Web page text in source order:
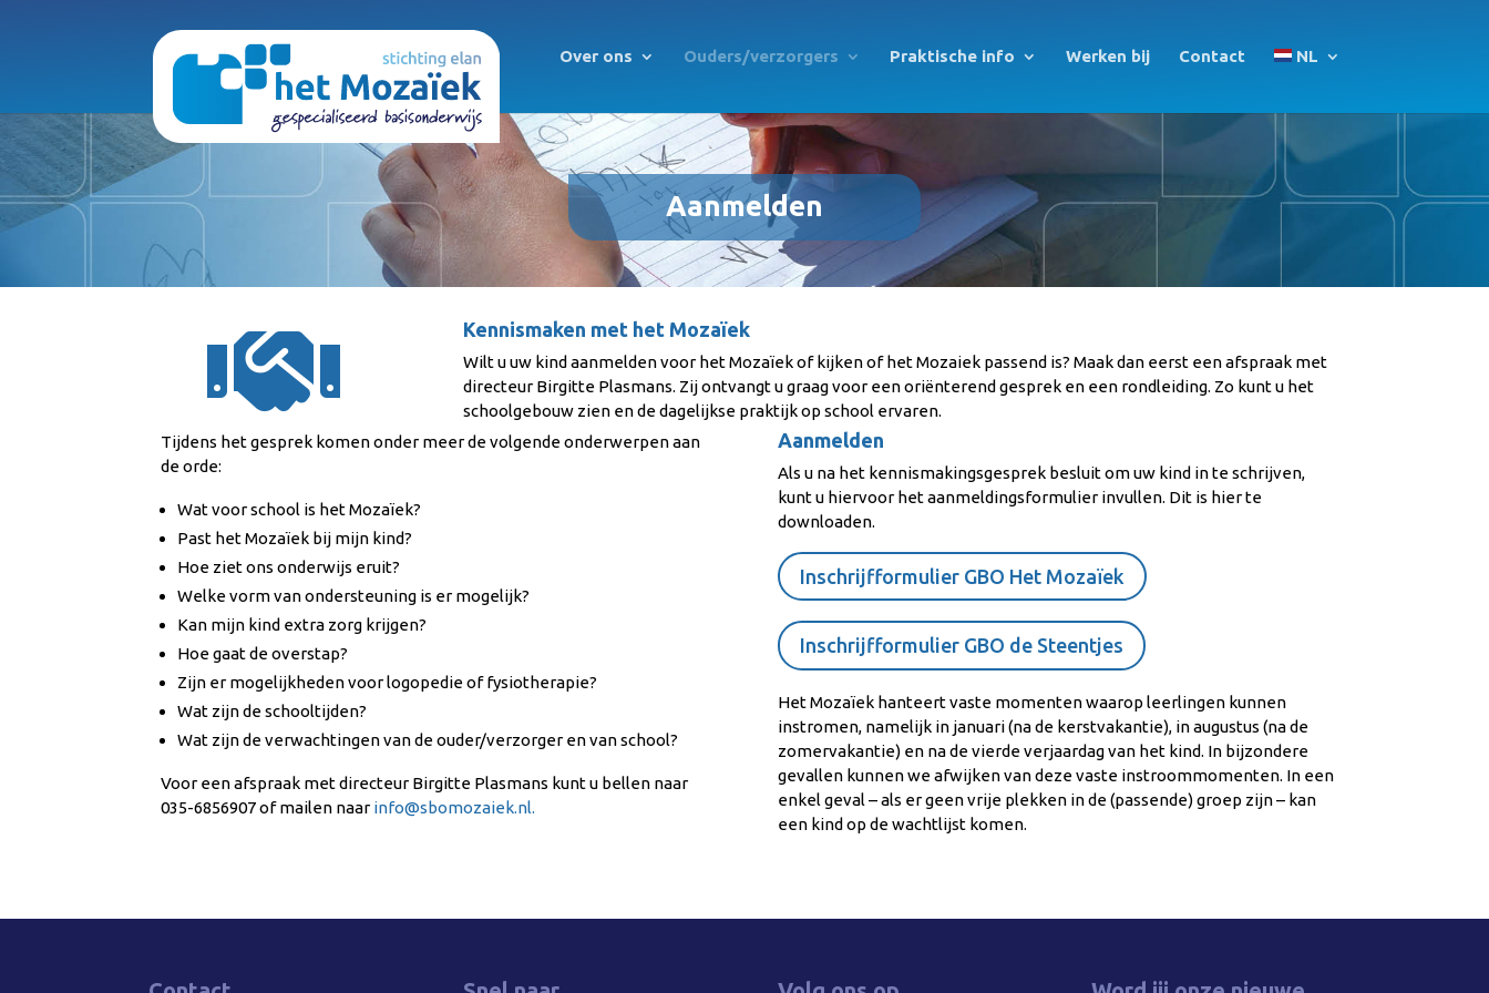
Over ons Ouders/verzorgers Praktische info Werken bij Contact NL
Aanmelden
 Kennismaken met het Mozaïek
Wilt u uw kind aanmelden voor het Mozaïek of kijken of het Mozaiek passend is? Maak dan eerst een afspraak met
directeur Birgitte Plasmans. Zij ontvangt u graag voor een oriënterend gesprek en een rondleiding. Zo kunt u het
schoolgebouw zien en de dagelijkse praktijk op school ervaren.
Tijdens het gesprek komen onder meer de volgende onderwerpen aan
de orde:
Wat voor school is het Mozaïek?
Past het Mozaïek bij mijn kind?
Hoe ziet ons onderwijs eruit?
Welke vorm van ondersteuning is er mogelijk?
Kan mijn kind extra zorg krijgen?
Hoe gaat de overstap?
Zijn er mogelijkheden voor logopedie of fysiotherapie?
Wat zijn de schooltijden?
Wat zijn de verwachtingen van de ouder/verzorger en van school?
Voor een afspraak met directeur Birgitte Plasmans kunt u bellen naar
035-6856907 of mailen naar info@sbomozaiek.nl.
Aanmelden
Als u na het kennismakingsgesprek besluit om uw kind in te schrijven,
kunt u hiervoor het aanmeldingsformulier invullen. Dit is hier te
downloaden.
Inschrijfformulier GBO Het Mozaïek
Inschrijfformulier GBO de Steentjes
Het Mozaïek hanteert vaste momenten waarop leerlingen kunnen
instromen, namelijk in januari (na de kerstvakantie), in augustus (na de
zomervakantie) en na de vierde verjaardag van het kind. In bijzondere
gevallen kunnen we afwijken van deze vaste instroommomenten. In een
enkel geval – als er geen vrije plekken in de (passende) groep zijn – kan
een kind op de wachtlijst komen.